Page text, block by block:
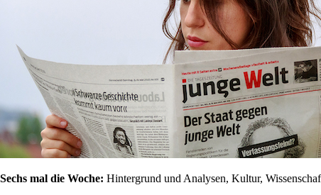
Sechs mal die Woche: Hintergrund und Analysen, Kultur,